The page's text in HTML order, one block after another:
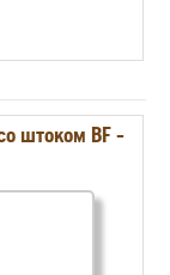
штоком ВF -